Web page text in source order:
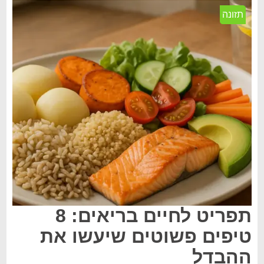
תזונה
תפריט לחיים בריאים: 8
טיפים פשוטים שיעשו את
ההבדל